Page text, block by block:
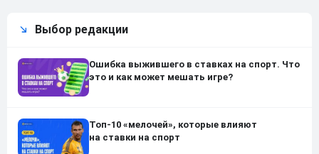
Выбор редакции
Ошибка выжившего в ставках на спорт. Что
это и как может мешать игре?
Топ-10 «мелочей», которые влияют
на ставки на спорт